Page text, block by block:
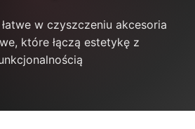
w czyszczeniu akcesoria
które łączą estetykę z